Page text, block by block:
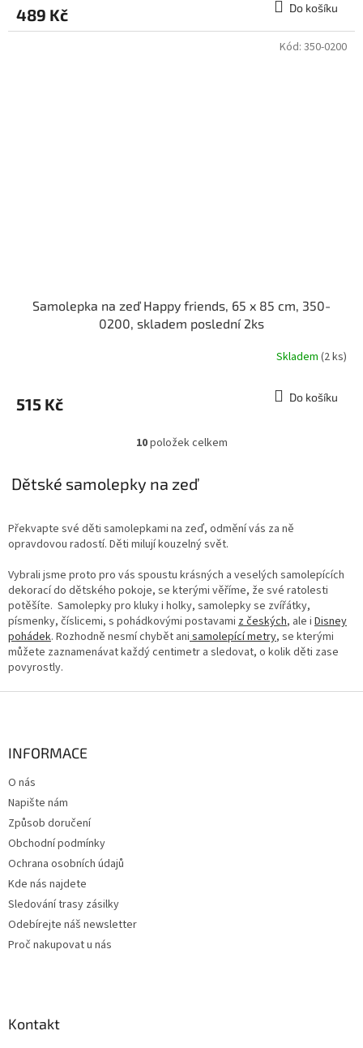
489 Kč Do košíku
Samolepka na zeď Happy friends, 65 x 85 cm, 350-
0200, skladem poslední 2ks
Skladem (2 ks)
515 Kč Do košíku
Kód: 350-0200
O
l
á
a
c
p
r
v
k
y
v
i
10položek celkem
Dětské samolepky na zeď
Překvapte své děti samolepkami na zeď, odmění vás za ně
opravdovou radostí. Děti milují kouzelný svět.
Vybrali jsme proto pro vás spoustu krásných a veselých samolepících
dekorací do dětského pokoje, se kterými věříme, že své ratolesti
potěšíte. Samolepky pro kluky i holky, samolepky se zvířátky,
písmenky, číslicemi, s pohádkovými postavami z českých, ale i Disney
pohádek. Rozhodně nesmí chybět ani samolepící metry, se kterými
můžete zaznamenávat každý centimetr a sledovat, o kolik děti zase
povyrostly.
INFORMACE
O nás
Napište nám
Způsob doručení
Obchodní podmínky
Ochrana osobních údajů
Kde nás najdete
Sledování trasy zásilky
Odebírejte náš newsletter
Proč nakupovat u nás
Kontakt